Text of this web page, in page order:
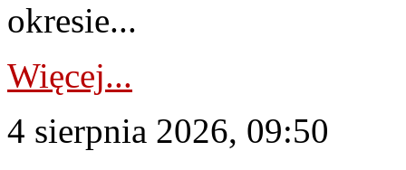
okresie...
Więcej...
4 sierpnia 2026, 09:50